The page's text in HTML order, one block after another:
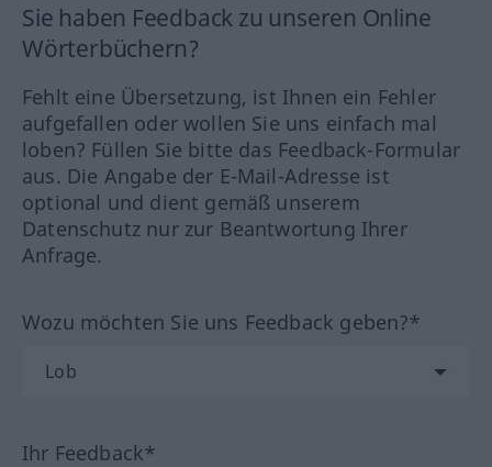
Sie haben Feedback zu unseren Online
Wörterbüchern?
Fehlt eine Übersetzung, ist Ihnen ein Fehler
aufgefallen oder wollen Sie uns einfach mal
loben? Füllen Sie bitte das Feedback-Formular
aus. Die Angabe der E-Mail-Adresse ist
optional und dient gemäß unserem
Datenschutz nur zur Beantwortung Ihrer
Anfrage.
Wozu möchten Sie uns Feedback geben?*
Ihr Feedback*